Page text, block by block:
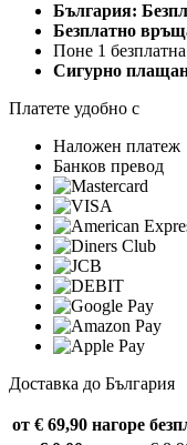
България:
Безплатно
Поне 1
Сигурно
Платете удобно с
Наложен платеж
Банков превод
Доставка до България
от € 69,90 нагоре